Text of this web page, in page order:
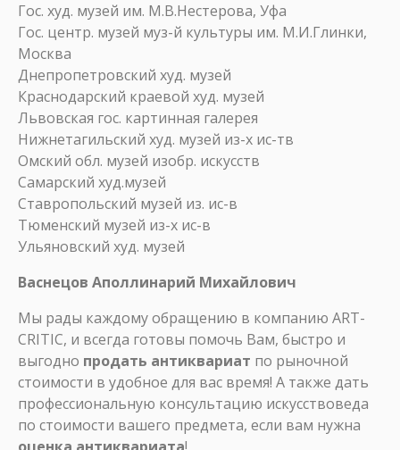
Гос. худ. музей им. М.В.Нестерова, Уфа
Гос. центр. музей муз-й культуры им. М.И.Глинки,
Москва
Днепропетровский худ. музей
Краснодарский краевой худ. музей
Львовская гос. картинная галерея
Нижнетагильский худ. музей из-х ис-тв
Омский обл. музей изобр. искусств
Самарский худ.музей
Ставропольский музей из. ис-в
Тюменский музей из-х ис-в
Ульяновский худ. музей
Васнецов Аполлинарий Михайлович
Мы рады каждому обращению в компанию ART-
CRITIC, и всегда готовы помочь Вам, быстро и
выгодно продать антиквариат по рыночной
стоимости в удобное для вас время! А также дать
профессиональную консультацию искусствоведа
по стоимости вашего предмета, если вам нужна